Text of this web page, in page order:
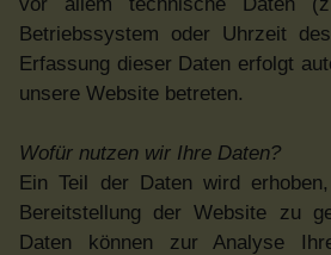
Betriebssystem oder Uhrzeit
Erfassung dieser Daten erfolgt
unsere Website betreten.
Wofür nutzen wir Ihre Daten?
Ein Teil der Daten wird
Bereitstellung der Website zu
Daten können zur Analyse